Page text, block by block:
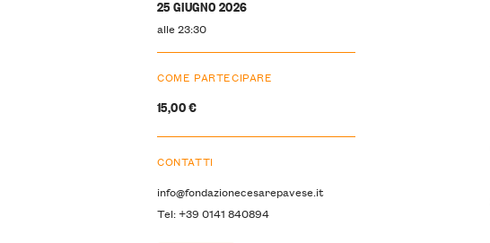
25 GIUGNO 2026
alle 23:30
COME PARTECIPARE
15,00 €
CONTATTI
info@fondazionecesarepavese.it
Tel: +39 0141 840894